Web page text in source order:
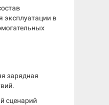
эксплуатации в
зарядная
сценарий